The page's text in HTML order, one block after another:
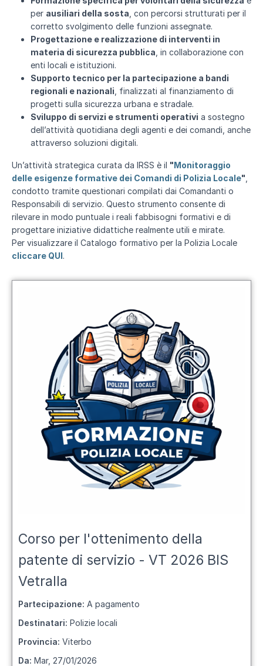
per ausiliari della sosta , con percorsi strutturati per il
corretto svolgimento delle funzioni assegnate.
Progettazione e realizzazione di interventi in
materia di sicurezza pubblica , in collaborazione con
enti locali e istituzioni.
Supporto tecnico per la partecipazione a bandi
regionali e nazionali , finalizzati al finanziamento di
progetti sulla sicurezza urbana e stradale.
Sviluppo di servizi e strumenti operativi a sostegno
dell’attività quotidiana degli agenti e dei comandi, anche
attraverso soluzioni digitali.
Un’attività strategica curata da IRSS è il "Monitoraggio
delle esigenze formative dei Comandi di Polizia Locale"
condotto tramite questionari compilati dai Comandanti o
Responsabili di servizio. Questo strumento consente di
rilevare in modo puntuale i reali fabbisogni formativi e di
progettare iniziative didattiche realmente utili e mirate.
Per visualizzare il Catalogo formativo per la Polizia Locale
cliccare QUI.
Corso per l'ottenimento della
patente di servizio - VT 2026 BIS
Vetralla
Partecipazione: A pagamento
Destinatari: Polizie locali
Provincia: Viterbo
Da: Mar, 27/01/2026